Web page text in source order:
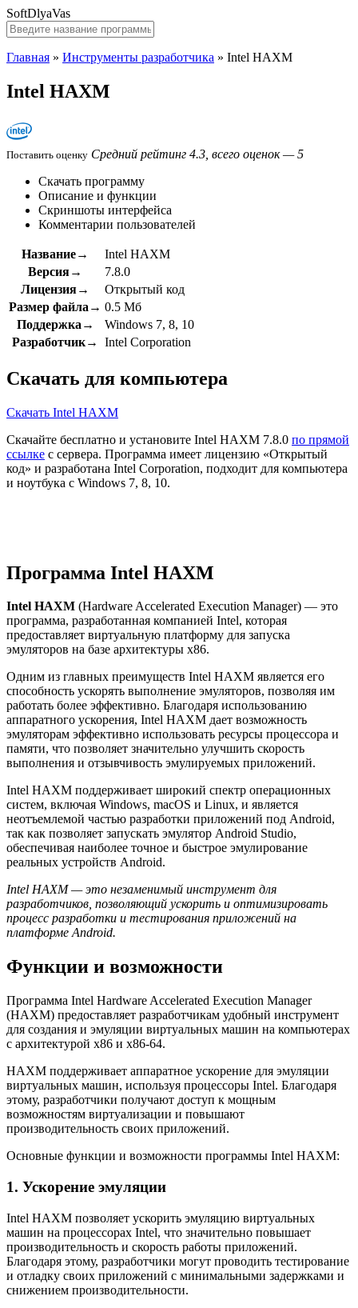
SoftDlyaVas
Главная » Инструменты разработчика » Intel HAXM
Intel HAXM
Поставить оценку Средний рейтинг 4.3, всего оценок — 5
Скачать программу
Описание и функции
Скриншоты интерфейса
Комментарии пользователей
Название→
Intel HAXM
Версия→
7.8.0
Лицензия→
Открытый код
Размер файла→ 0.5 Мб
Поддержка→
Windows 7, 8, 10
Разработчик→
Intel Corporation
Скачать для компьютера
Скачать Intel HAXM
Скачайте бесплатно и установите Intel HAXM 7.8.0 по прямой
ссылке с сервера. Программа имеет лицензию «Открытый
код» и разработана Intel Corporation, подходит для компьютера
и ноутбука с Windows 7, 8, 10.
Программа Intel HAXM
Intel HAXM (Hardware Accelerated Execution Manager) — это
программа, разработанная компанией Intel, которая
предоставляет виртуальную платформу для запуска
эмуляторов на базе архитектуры x86.
Одним из главных преимуществ Intel HAXM является его
способность ускорять выполнение эмуляторов, позволяя им
работать более эффективно. Благодаря использованию
аппаратного ускорения, Intel HAXM дает возможность
эмуляторам эффективно использовать ресурсы процессора и
памяти, что позволяет значительно улучшить скорость
выполнения и отзывчивость эмулируемых приложений.
Intel HAXM поддерживает широкий спектр операционных
систем, включая Windows, macOS и Linux, и является
неотъемлемой частью разработки приложений под Android,
так как позволяет запускать эмулятор Android Studio,
обеспечивая наиболее точное и быстрое эмулирование
реальных устройств Android.
Intel HAXM — это незаменимый инструмент для
разработчиков, позволяющий ускорить и оптимизировать
процесс разработки и тестирования приложений на
платформе Android.
Функции и возможности
Программа Intel Hardware Accelerated Execution Manager
(HAXM) предоставляет разработчикам удобный инструмент
для создания и эмуляции виртуальных машин на компьютерах
с архитектурой x86 и x86-64.
HAXM поддерживает аппаратное ускорение для эмуляции
виртуальных машин, используя процессоры Intel. Благодаря
этому, разработчики получают доступ к мощным
возможностям виртуализации и повышают
производительность своих приложений.
Основные функции и возможности программы Intel HAXM:
1. Ускорение эмуляции
Intel HAXM позволяет ускорить эмуляцию виртуальных
машин на процессорах Intel, что значительно повышает
производительность и скорость работы приложений.
Благодаря этому, разработчики могут проводить тестирование
и отладку своих приложений с минимальными задержками и
снижением производительности.